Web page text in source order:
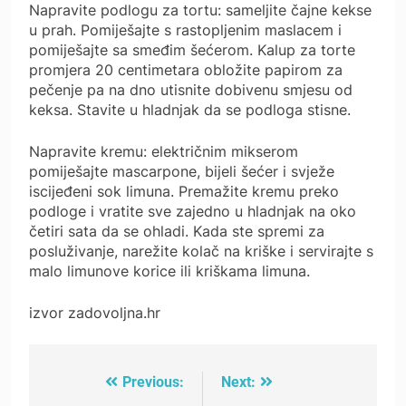
Napravite podlogu za tortu: sameljite čajne kekse
u prah. Pomiješajte s rastopljenim maslacem i
pomiješajte sa smeđim šećerom. Kalup za torte
promjera 20 centimetara obložite papirom za
pečenje pa na dno utisnite dobivenu smjesu od
keksa. Stavite u hladnjak da se podloga stisne.
Napravite kremu: električnim mikserom
pomiješajte mascarpone, bijeli šećer i svježe
iscijeđeni sok limuna. Premažite kremu preko
podloge i vratite sve zajedno u hladnjak na oko
četiri sata da se ohladi. Kada ste spremi za
posluživanje, narežite kolač na kriške i servirajte s
malo limunove korice ili kriškama limuna.
izvor zadovoljna.hr
Previous:
Next: